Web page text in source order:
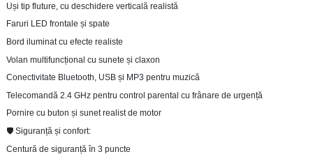
Uși tip fluture, cu deschidere verticală realistă
Faruri LED frontale și spate
Bord iluminat cu efecte realiste
Volan multifuncțional cu sunete și claxon
Conectivitate Bluetooth, USB și MP3 pentru muzică
Telecomandă 2.4 GHz pentru control parental cu frânare de urgență
Pornire cu buton și sunet realist de motor
🛡️ Siguranță și confort:
Centură de siguranță în 3 puncte